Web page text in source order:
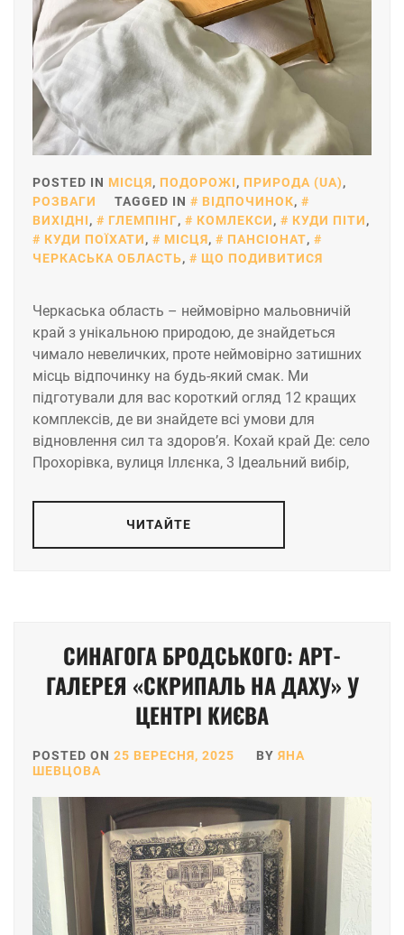
POSTED IN МІСЦЯ, ПОДОРОЖІ, ПРИРОДА (UA),
РОЗВАГИ
TAGGED IN ВІДПОЧИНОК,
ВИХІДНІ, ГЛЕМПІНГ, КОМЛЕКСИ, КУДИ ПІТИ,
КУДИ ПОЇХАТИ, МІСЦЯ, ПАНСІОНАТ,
ЧЕРКАСЬКА ОБЛАСТЬ, ЩО ПОДИВИТИСЯ
Черкаська область – неймовірно мальовничій
край з унікальною природою, де знайдеться
чимало невеличких, проте неймовірно затишних
місць відпочинку на будь-який смак. Ми
підготували для вас короткий огляд 12 кращих
комплексів, де ви знайдете всі умови для
відновлення сил та здоров’я. Кохай край Де: село
Прохорівка, вулиця Іллєнка, 3 Ідеальний вибір,
ЧИТАЙТЕ
СИНАГОГА БРОДСЬКОГО: АРТ-
ГАЛЕРЕЯ «СКРИПАЛЬ НА ДАХУ» У
ЦЕНТРІ КИЄВА
POSTED ON 25 ВЕРЕСНЯ, 2025 BY ЯНА
ШЕВЦОВА